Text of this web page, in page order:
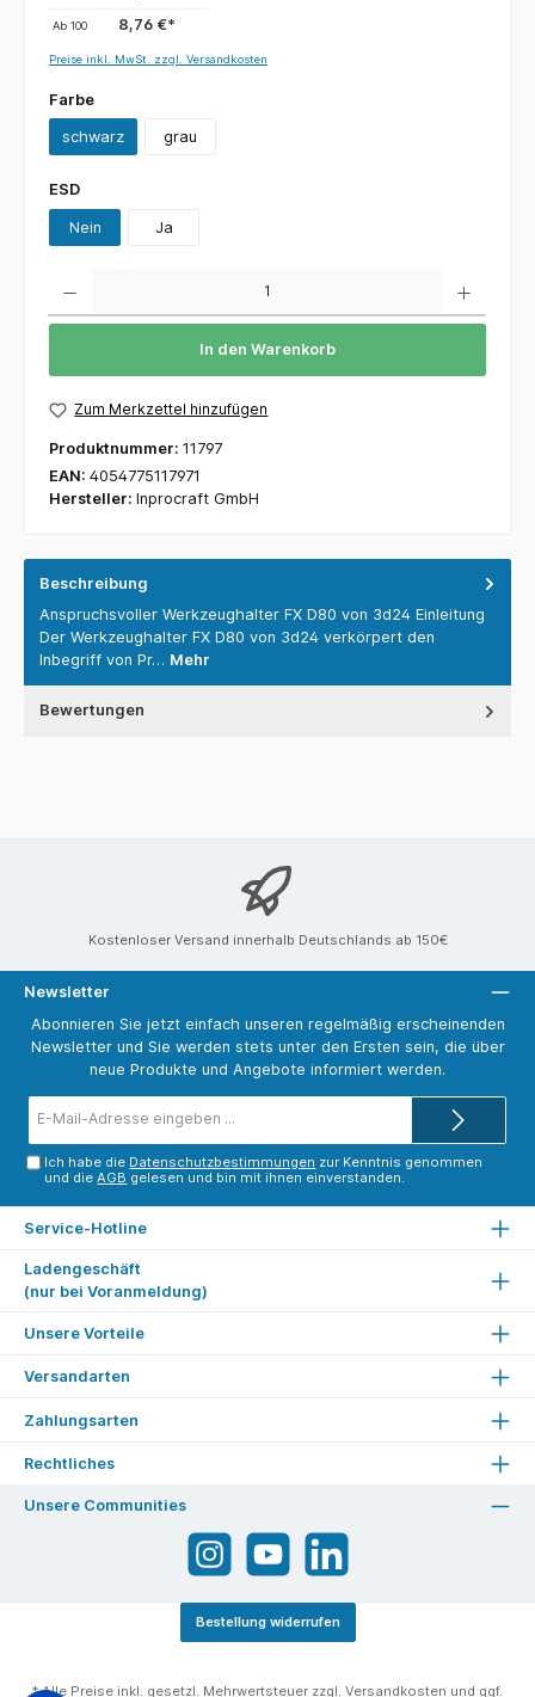
Ab100 8,76 €*
Preise inkl. MwSt. zzgl. Versandkosten
Farbe
schwarz grau
ESD
Nein Ja
In den Warenkorb
Zum Merkzettel hinzufügen
Produktnummer: 11797
EAN: 4054775117971
Hersteller: Inprocraft GmbH
Beschreibung
Anspruchsvoller Werkzeughalter FX D80 von 3d24 Einleitung
Der Werkzeughalter FX D80 von 3d24 verkörpert den
Inbegriff von Pr… Mehr
Bewertungen
Kostenloser Versand innerhalb Deutschlands ab 150€
Newsletter
Abonnieren Sie jetzt einfach unseren regelmäßig erscheinenden
Newsletter und Sie werden stets unter den Ersten sein, die über
neue Produkte und Angebote informiert werden.
Mail-
Ich habe die Datenschutzbestimmungen zur Kenntnis genommen
und dieAGB gelesen und bin mit ihnen einverstanden.
Service-Hotline
Ladengeschäft
(nur bei Voranmeldung)
Unsere Vorteile
Versandarten
Zahlungsarten
Rechtliches
Unsere Communities
Bestellung widerrufen
* Alle Preise inkl. gesetzl. Mehrwertsteuer zzgl. Versandkosten und ggf.